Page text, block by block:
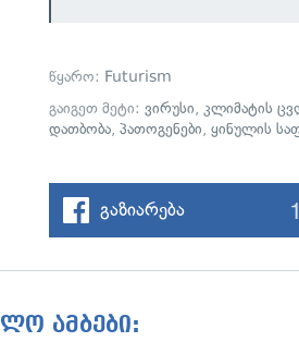
წყარო: Futurism
გაიგეთ მეტი:ვირუსი,კლიმატის
დათბობა,პათოგენები,ყინულის
გაზიარება
ამბები: